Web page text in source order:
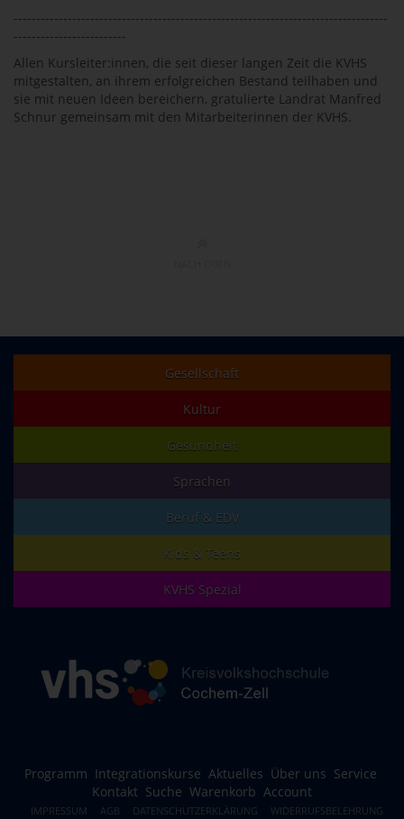
-----------------------------------------------------------------------------------
-------------------------
Allen Kursleiter:innen, die seit dieser langen Zeit die KVHS
mitgestalten, an ihrem erfolgreichen Bestand teilhaben und
sie mit neuen Ideen bereichern, gratulierte Landrat Manfred
Schnur gemeinsam mit den Mitarbeiterinnen der KVHS.
Gesellschaft
Kultur
Gesundheit
Sprachen
Beruf & EDV
Kids & Teens
KVHS Spezial
Programm Integrationskurse Aktuelles Über uns Service
Kontakt Suche Warenkorb Account
IMPRESSUM AGB DATENSCHUTZERKLÄRUNG WIDERRUFSBELEHRUNG